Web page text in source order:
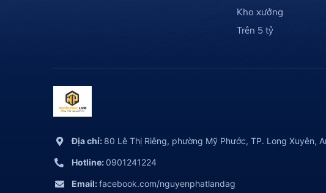
Kho xưởng
Trên 5 tỷ
Địa chỉ: 80 Lê Thị Riêng, phường Mỹ Phước, TP. Long Xuyên,
Hotline: 0901241224
Email:facebook.com/nguyenphatlandag